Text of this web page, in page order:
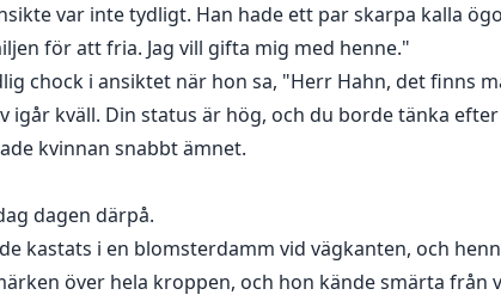
var inte tydligt. Han hade ett par skarpa kalla
för att fria. Jag vill gifta mig med henne."
chock i ansiktet när hon sa, "Herr Hahn, det finns
igår kväll. Din status är hög, och du borde tänka
kvinnan snabbt ämnet.
dagen därpå.
kastats i en blomsterdamm vid vägkanten, och
över hela kroppen, och hon kände smärta från